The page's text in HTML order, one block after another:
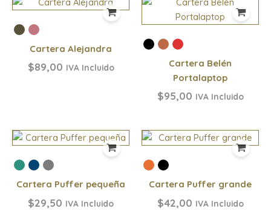
Cartera Alejandra
$89,00 IVA Incluido
Cartera Belén
Portalaptop
$95,00 IVA Incluido
Cartera Puffer pequeña
$29,50 IVA Incluido
Cartera Puffer grande
$42,00 IVA Incluido